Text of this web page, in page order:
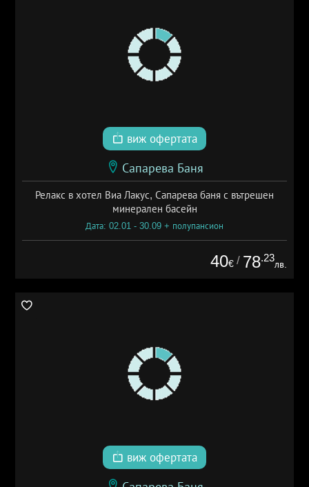
виж офертата
Сапарева Баня
Релакс в хотел Виа Лакус, Сапарева баня с вътрешен
минерален басейн
Дата: 02.01 - 30.09 + полупансион
40€ / 78.23
лв.
виж офертата